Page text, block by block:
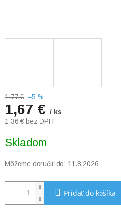
1,77 € –5 %
1,67 € / ks
1,36 € bez DPH
cena:
Skladom
Môžeme doručiť do: 11.8.2026
Pridať do košíka